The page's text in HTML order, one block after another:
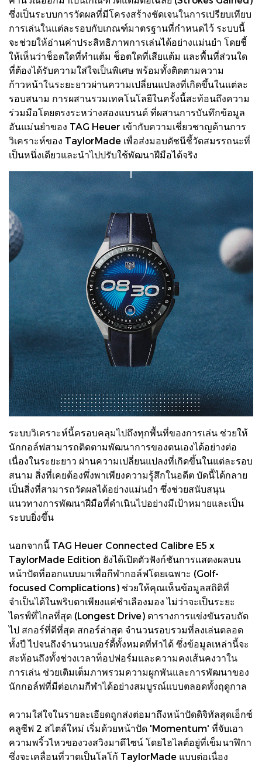
ซึ่งเป็นระบบการวัดผลที่มีโครงสร้างชัดเจนในการเปรียบเทียบ
การเล่นในแต่ละรอบกับเกณฑ์มาตรฐานที่กำหนดไว้ ระบบนี้
จะช่วยให้อ่านค่าประสิทธิภาพการเล่นได้อย่างแม่นยำ โดยชี้
ให้เห็นว่าช็อตใดที่ทำแต้ม ช็อตใดที่เสียแต้ม และพื้นที่ส่วนใด
ที่ต้องได้รับความใส่ใจเป็นพิเศษ พร้อมทั้งติดตามความ
ก้าวหน้าในระยะยาวผ่านความเปลี่ยนแปลงที่เกิดขึ้นในแต่ละ
รอบสนาม การผสานรวมเทคโนโลยีในครั้งนี้สะท้อนถึงความ
ร่วมมือโดยตรงระหว่างสองแบรนด์ ที่ผสานการบันทึกข้อมูล
อันแม่นยำของ TAG Heuer เข้ากับความเชี่ยวชาญด้านการ
วิเคราะห์ของ TaylorMade เพื่อส่งมอบดัชนีชี้วัดสมรรถนะที่
เป็นหนึ่งเดียวและนำไปปรับใช้พัฒนาฝีมือได้จริง
ระบบวิเคราะห์นี้ครอบคลุมไปถึงทุกพื้นที่ของการเล่น ช่วยให้
นักกอล์ฟสามารถติดตามพัฒนาการของตนเองได้อย่างต่อ
เนื่องในระยะยาว ผ่านความเปลี่ยนแปลงที่เกิดขึ้นในแต่ละรอบ
สนาม สิ่งที่เคยต้องพึ่งพาเพียงความรู้สึกในอดีต บัดนี้ได้กลาย
เป็นสิ่งที่สามารถวัดผลได้อย่างแม่นยำ ซึ่งช่วยสนับสนุน
แนวทางการพัฒนาฝีมือที่ดำเนินไปอย่างมีเป้าหมายและเป็น
ระบบยิ่งขึ้น
นอกจากนี้ TAG Heuer Connected Calibre E5 x
TaylorMade Edition ยังได้เปิดตัวฟังก์ชันการแสดงผลบน
หน้าปัดที่ออกแบบมาเพื่อกีฬากอล์ฟโดยเฉพาะ (Golf-
focused Complications) ช่วยให้คุณเห็นข้อมูลสถิติที่
จำเป็นได้ในพริบตาเพียงแค่ชำเลืองมอง ไม่ว่าจะเป็นระยะ
ไดรฟ์ที่ไกลที่สุด (Longest Drive) ตารางการแข่งขันรอบถัด
ไป สกอร์ที่ดีที่สุด สกอร์ล่าสุด จำนวนรอบรวมที่ลงเล่นตลอด
ทั้งปี ไปจนถึงจำนวนเบอร์ดี้ทั้งหมดที่ทำได้ ซึ่งข้อมูลเหล่านี้จะ
สะท้อนถึงทั้งช่วงเวลาท็อปฟอร์มและความคงเส้นคงวาใน
การเล่น ช่วยเติมเต็มภาพรวมความผูกพันและการพัฒนาของ
นักกอล์ฟที่มีต่อเกมกีฬาได้อย่างสมบูรณ์แบบตลอดทั้งฤดูกาล
ความใส่ใจในรายละเอียดถูกส่งต่อมาถึงหน้าปัดดิจิทัลสุดเอ็กซ์
คลูซีฟ 2 สไตล์ใหม่ เริ่มด้วยหน้าปัด 'Momentum' ที่จับเอา
ความพริ้วไหวของวงสวิงมาดีไซน์ โดยไฮไลต์อยู่ที่เข็มนาฬิกา
ซึ่งจะเคลื่อนที่วาดเป็นโลโก้ TaylorMade แบบต่อเนื่อง